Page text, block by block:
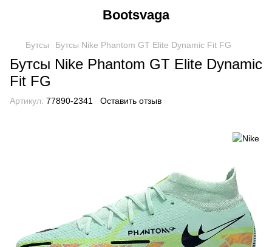
Bootsvaga
Бутсы Бутcы Nike Phantom GT Elite Dynamic Fit FG
Бутcы Nike Phantom GT Elite Dynamic
Fit FG
Артикул: 77890-2341 Оставить отзыв